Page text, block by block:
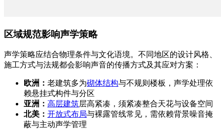
区域规范影响声学策略
声学策略应结合物理条件与文化语境。不同地区的设计风格、
施工方式与法规都会影响声音的传播方式及其应对方案：
欧洲： 老建筑多为砌体结构与不规则楼板，声学处理依
赖悬挂式构件与分区
亚洲： 高层建筑层高紧凑，须紧凑整合天花与设备空间
北美： 开放式布局与裸露管线常见，需依赖背景噪音掩
蔽与主动声学管理